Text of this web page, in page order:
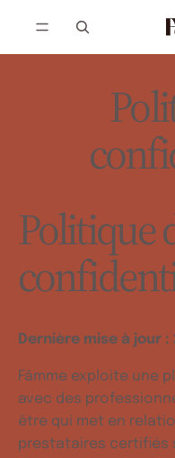
Politique
Dernière mise à jour :
Fâmme exploite une
avec des
être qui met en
prestataires certifiés